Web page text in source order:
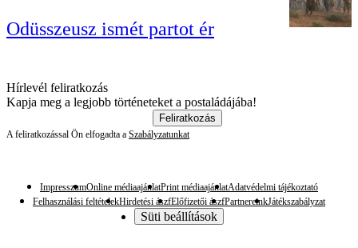
Odüsszeusz ismét partot ér
Hírlevél feliratkozás
Kapja meg a legjobb történeteket a postaládájába!
Feliratkozás
A feliratkozással Ön elfogadta a Szabályzatunkat
ImpresszumOnline médiaajánlatPrint médiaajánlatAdatvédelmi tájékoztató
Felhasználási feltételekHirdetési ászfElőfizetői ászfPartnereinkJátékszabályzat
Süti beállítások